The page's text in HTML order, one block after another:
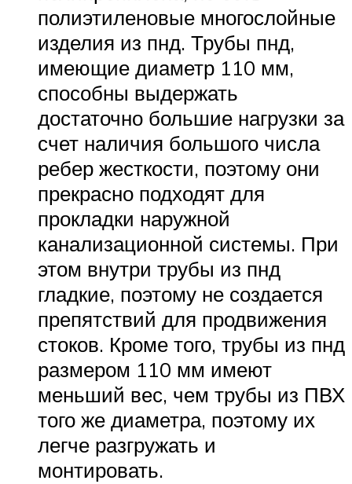
полиэтиленовые многослойные
изделия из пнд. Трубы пнд,
имеющие диаметр 110 мм,
способны выдержать
достаточно большие нагрузки за
счет наличия большого числа
ребер жесткости, поэтому они
прекрасно подходят для
прокладки наружной
канализационной системы. При
этом внутри трубы из пнд
гладкие, поэтому не создается
препятствий для продвижения
стоков. Кроме того, трубы из пнд
размером 110 мм имеют
меньший вес, чем трубы из ПВХ
того же диаметра, поэтому их
легче разгружать и
монтировать.